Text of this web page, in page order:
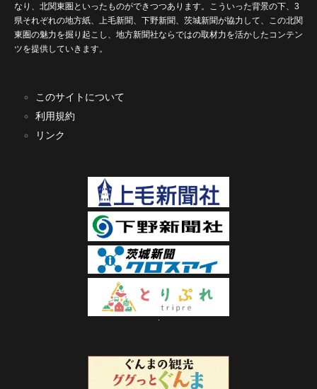
なり、北関東圏といったものができつつあります。こういった背景の下、3
県それぞれの地方紙、上毛新聞、下野新聞、茨城新聞が協力して、この北関
東圏の魅力を掘り起こし、地方新聞社ならではの取材力を活かしたコンテン
ツを提供していきます。
このサイトについて
利用規約
リンク